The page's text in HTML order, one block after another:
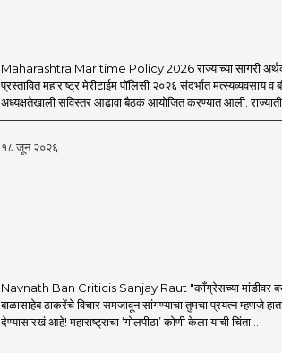
Maharashtra Maritime Policy 2026 राज्याच्या सागरी
प्रस्तावित महाराष्ट्र मेरीटाईम पॉलिसी २०२६ संदर्भात मत्स्यव्यवसाय व
अध्यक्षतेखाली सविस्तर आढावा बैठक आयोजित करण्यात आली.
१८ जून २०२६
Navnath Ban Criticis Sanjay Raut "काँग्रेसच्या मांडीवर
बाळासाहेब ठाकरेंचे विचार समजावून सांगण्याचा तुमचा प्रयत्न म्हणजे
देण्यासारखं आहे! महाराष्ट्राचा ‘गोलपीठा’ कोणी केला याची चिंता ..